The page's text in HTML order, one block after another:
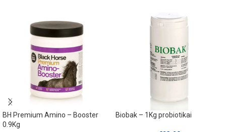
BH Premium Amino – Booster
0.9Kg
Biobak – 1Kg probiotikai